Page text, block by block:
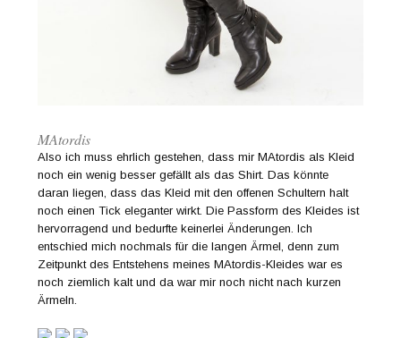
MAtordis
Also ich muss ehrlich gestehen, dass mir MAtordis als Kleid
noch ein wenig besser gefällt als das Shirt. Das könnte
daran liegen, dass das Kleid mit den offenen Schultern halt
noch einen Tick eleganter wirkt. Die Passform des Kleides ist
hervorragend und bedurfte keinerlei Änderungen. Ich
entschied mich nochmals für die langen Ärmel, denn zum
Zeitpunkt des Entstehens meines MAtordis-Kleides war es
noch ziemlich kalt und da war mir noch nicht nach kurzen
Ärmeln.